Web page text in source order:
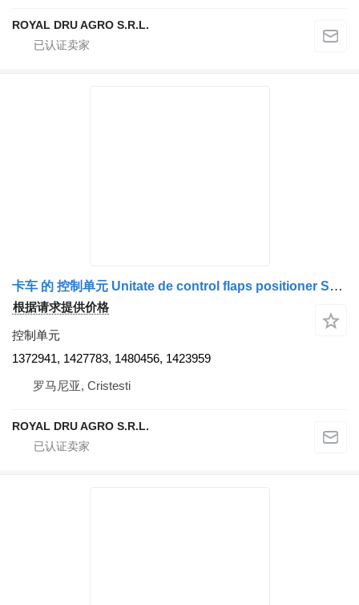
ROYAL DRU AGRO S.R.L.
卡车 的 控制单元 Unitate de control flaps positioner Scania 1372941
根据请求提供价格
控制单元
1372941, 1427783, 1480456, 1423959
罗马尼亚, Cristesti
ROYAL DRU AGRO S.R.L.